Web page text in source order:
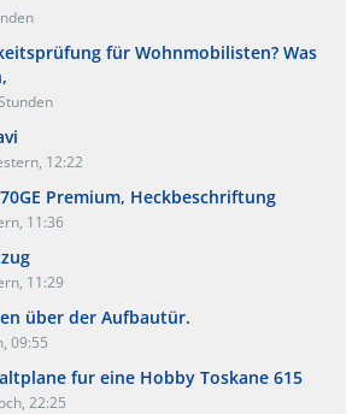
für Wohnmobilisten? Was
12:22
Premium, Heckbeschriftung
11:36
11:29
über der Aufbautür.
09:55
fur eine Hobby Toskane 615
22:25